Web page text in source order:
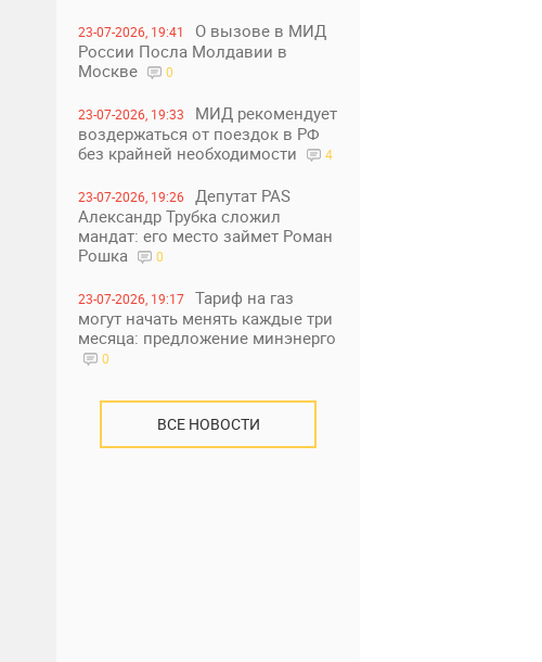
23-07-2026, 19:41
О вызове в МИД
России Посла Молдавии в
Москве
0
23-07-2026, 19:33
МИД рекомендует
воздержаться от поездок в РФ
без крайней необходимости
4
23-07-2026, 19:26
Депутат PAS
Александр Трубка сложил
мандат: его место займет Роман
Рошка
0
23-07-2026, 19:17
Тариф на газ
могут начать менять каждые три
месяца: предложение минэнерго
0
ВСЕ НОВОСТИ